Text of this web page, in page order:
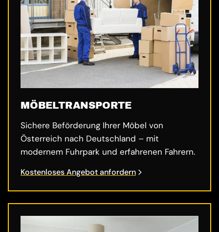
MÖBELTRANSPORTE
Sichere Beförderung Ihrer Möbel von
Österreich nach Deutschland – mit
modernem Fuhrpark und erfahrenen Fahrern.
Kostenloses Angebot anfordern